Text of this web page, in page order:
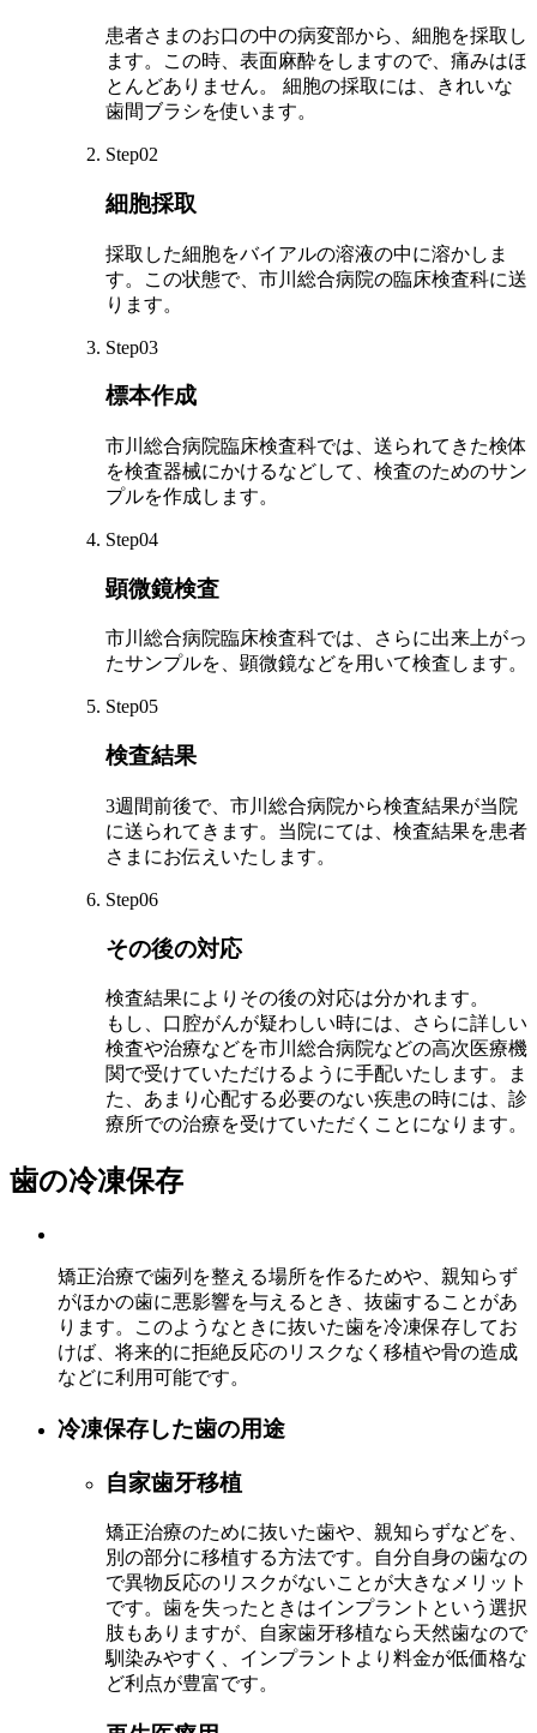
患者さまのお口の中の病変部から、細胞を採取し
ます。この時、表面麻酔をしますので、痛みはほ
とんどありません。 細胞の採取には、きれいな
歯間ブラシを使います。
Step02
細胞採取
採取した細胞をバイアルの溶液の中に溶かしま
す。この状態で、市川総合病院の臨床検査科に送
ります。
Step03
標本作成
市川総合病院臨床検査科では、送られてきた検体
を検査器械にかけるなどして、検査のためのサン
プルを作成します。
Step04
顕微鏡検査
市川総合病院臨床検査科では、さらに出来上がっ
たサンプルを、顕微鏡などを用いて検査します。
Step05
検査結果
3週間前後で、市川総合病院から検査結果が当院
に送られてきます。当院にては、検査結果を患者
さまにお伝えいたします。
Step06
その後の対応
検査結果によりその後の対応は分かれます。
もし、口腔がんが疑わしい時には、さらに詳しい
検査や治療などを市川総合病院などの高次医療機
関で受けていただけるように手配いたします。ま
た、あまり心配する必要のない疾患の時には、診
療所での治療を受けていただくことになります。
歯の冷凍保存
矯正治療で歯列を整える場所を作るためや、親知らず
がほかの歯に悪影響を与えるとき、抜歯することがあ
ります。このようなときに抜いた歯を冷凍保存してお
けば、将来的に拒絶反応のリスクなく移植や骨の造成
などに利用可能です。
冷凍保存した歯の用途
自家歯牙移植
矯正治療のために抜いた歯や、親知らずなどを、
別の部分に移植する方法です。自分自身の歯なの
で異物反応のリスクがないことが大きなメリット
です。歯を失ったときはインプラントという選択
肢もありますが、自家歯牙移植なら天然歯なので
馴染みやすく、インプラントより料金が低価格な
ど利点が豊富です。